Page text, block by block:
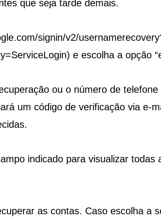
que seja tarde demais.
signin/v2/
e escolha a opção
ou o número de
um código de verificação via e-
indicado para visualizar todas
as contas. Caso escolha a